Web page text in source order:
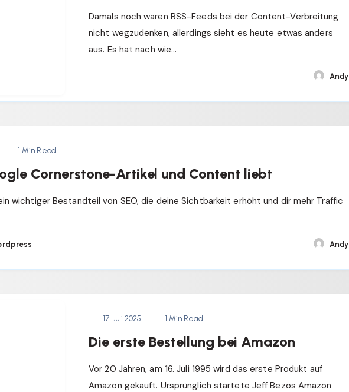
Damals noch waren RSS-Feeds bei der Content-Verbreitung
nicht wegzudenken, allerdings sieht es heute etwas anders
aus. Es hat nach wie…
Andy
1 Min Read
Cornerstone-Artikel und Content liebt
wichtiger Bestandteil von SEO, die deine Sichtbarkeit erhöht und dir mehr Traffic
Andy
17. Juli 2025 1 Min Read
Die erste Bestellung bei Amazon
Vor 20 Jahren, am 16. Juli 1995 wird das erste Produkt auf
Amazon gekauft. Ursprünglich startete Jeff Bezos Amazon